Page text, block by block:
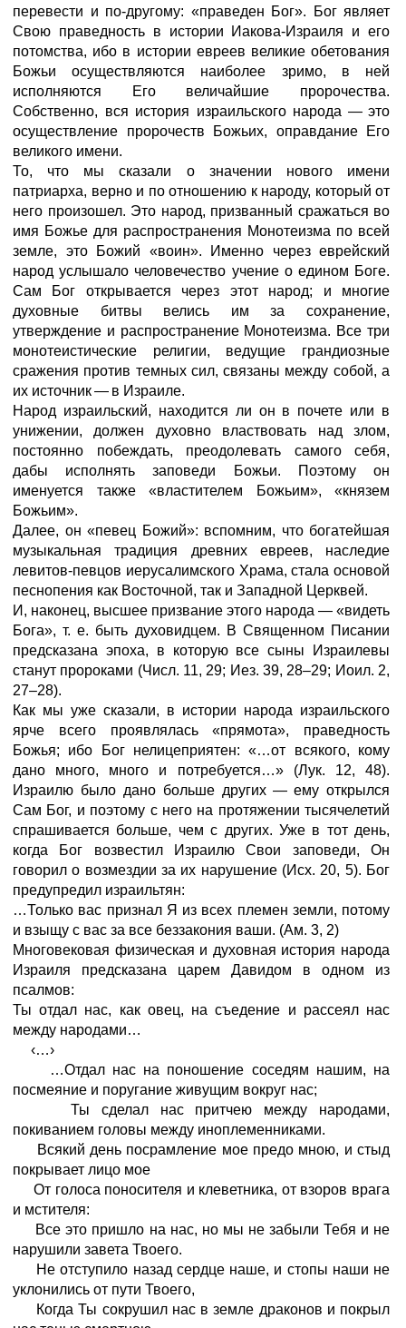
перевести и по-другому: «праведен Бог». Бог являет
Свою праведность в истории Иакова-Израиля и его
потомства, ибо в истории евреев великие обетования
Божьи осуществляются наиболее зримо, в ней
исполняются Его величайшие пророчества.
Собственно, вся история израильского народа — это
осуществление пророчеств Божьих, оправдание Его
великого имени.
То, что мы сказали о значении нового имени
патриарха, верно и по отношению к народу, который от
него произошел. Это народ, призванный сражаться во
имя Божье для распространения Монотеизма по всей
земле, это Божий «воин». Именно через еврейский
народ услышало человечество учение о едином Боге.
Сам Бог открывается через этот народ; и многие
духовные битвы велись им за сохранение,
утверждение и распространение Монотеизма. Все три
монотеистические религии, ведущие грандиозные
сражения против темных сил, связаны между собой, а
их источник— в Израиле.
Народ израильский, находится ли он в почете или в
унижении, должен духовно властвовать над злом,
постоянно побеждать, преодолевать самого себя,
дабы исполнять заповеди Божьи. Поэтому он
именуется также «властителем Божьим», «князем
Божьим».
Далее, он «певец Божий»: вспомним, что богатейшая
музыкальная традиция древних евреев, наследие
левитов-певцов иерусалимского Храма, стала основой
песнопения как Восточной, так и Западной Церквей.
И, наконец, высшее призвание этого народа — «видеть
Бога», т. е. быть духовидцем. В Священном Писании
предсказана эпоха, в которую все сыны Израилевы
станут пророками (Числ. 11, 29; Иез. 39, 28–29; Иоил. 2,
27–28).
Как мы уже сказали, в истории народа израильского
ярче всего проявлялась «прямота», праведность
Божья; ибо Бог нелицеприятен: «…от всякого, кому
дано много, много и потребуется…» (Лук. 12, 48).
Израилю было дано больше других — ему открылся
Сам Бог, и поэтому с него на протяжении тысячелетий
спрашивается больше, чем с других. Уже в тот день,
когда Бог возвестил Израилю Свои заповеди, Он
говорил о возмездии за их нарушение (Исх. 20, 5). Бог
предупредил израильтян:
…Только вас признал Я из всех племен земли, потому
и взыщу с вас за все беззакония ваши. (Ам. 3, 2)
Многовековая физическая и духовная история народа
Израиля предсказана царем Давидом в одном из
псалмов:
Ты отдал нас, как овец, на съедение и рассеял нас
между народами…
‹…›
…Отдал нас на поношение соседям нашим, на
посмеяние и поругание живущим вокруг нас;
Ты сделал нас притчею между народами,
покиванием головы между иноплеменниками.
Всякий день посрамление мое предо мною, и стыд
покрывает лицо мое
От голоса поносителя и клеветника, от взоров врага
и мстителя:
Все это пришло на нас, но мы не забыли Тебя и не
нарушили завета Твоего.
Не отступило назад сердце наше, и стопы наши не
уклонились от пути Твоего,
Когда Ты сокрушил нас в земле драконов и покрыл